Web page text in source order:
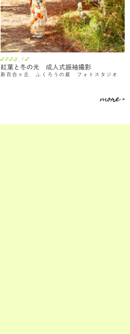
2025.12
紅葉と冬の光 成人式振袖撮影
新百合ヶ丘 ふくろうの庭 フォトスタジオ
more >